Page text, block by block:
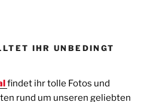
IHR UNBEDINGT
findet ihr tolle Fotos und
rund um unseren geliebten